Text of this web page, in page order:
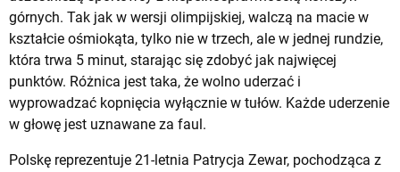
górnych. Tak jak w wersji olimpijskiej, walczą na macie w
kształcie ośmiokąta, tylko nie w trzech, ale w jednej rundzie,
która trwa 5 minut, starając się zdobyć jak najwięcej
punktów. Różnica jest taka, że wolno uderzać i
wyprowadzać kopnięcia wyłącznie w tułów. Każde uderzenie
w głowę jest uznawane za faul.
Polskę reprezentuje 21-letnia Patrycja Zewar, pochodząca z